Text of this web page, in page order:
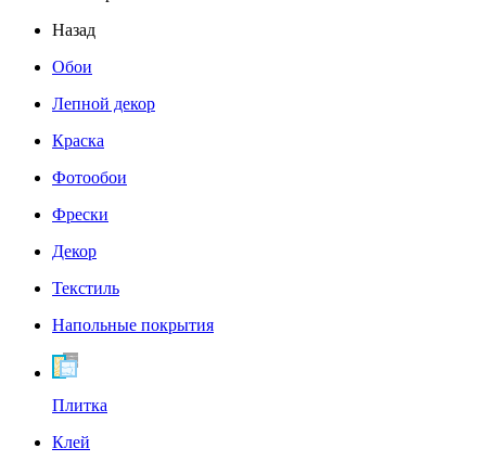
Назад
Обои
Лепной декор
Краска
Фотообои
Фрески
Декор
Текстиль
Напольные покрытия
Плитка
Клей